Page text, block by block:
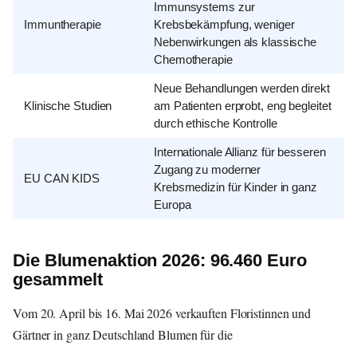
Immuntherapie
Immunsystems zur
Krebsbekämpfung, weniger
Nebenwirkungen als klassische
Chemotherapie
Klinische Studien
Neue Behandlungen werden direkt
am Patienten erprobt, eng begleitet
durch ethische Kontrolle
EU CAN KIDS
Internationale Allianz für besseren
Zugang zu moderner
Krebsmedizin für Kinder in ganz
Europa
Die Blumenaktion 2026: 96.460 Euro
gesammelt
Vom 20. April bis 16. Mai 2026 verkauften Floristinnen und
Gärtner in ganz Deutschland Blumen für die